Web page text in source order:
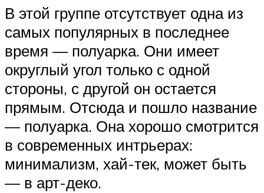
В этой группе отсутствует одна из
самых популярных в последнее
время — полуарка. Они имеет
округлый угол только с одной
стороны, с другой он остается
прямым. Отсюда и пошло название
— полуарка. Она хорошо смотрится
в современных интрьерах:
минимализм, хай-тек, может быть
— в арт-деко.